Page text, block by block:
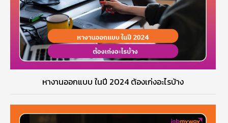
หางานออกแบบ ในปี 2024 ต้องเก่งอะไรบ้าง